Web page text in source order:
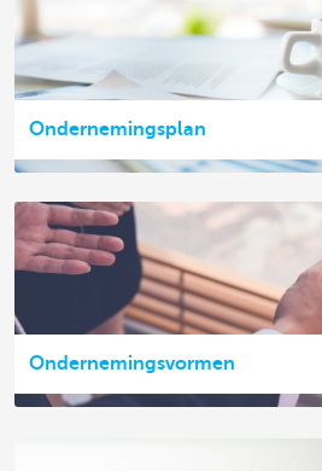
Ondernemingsplan
Ondernemingsvormen